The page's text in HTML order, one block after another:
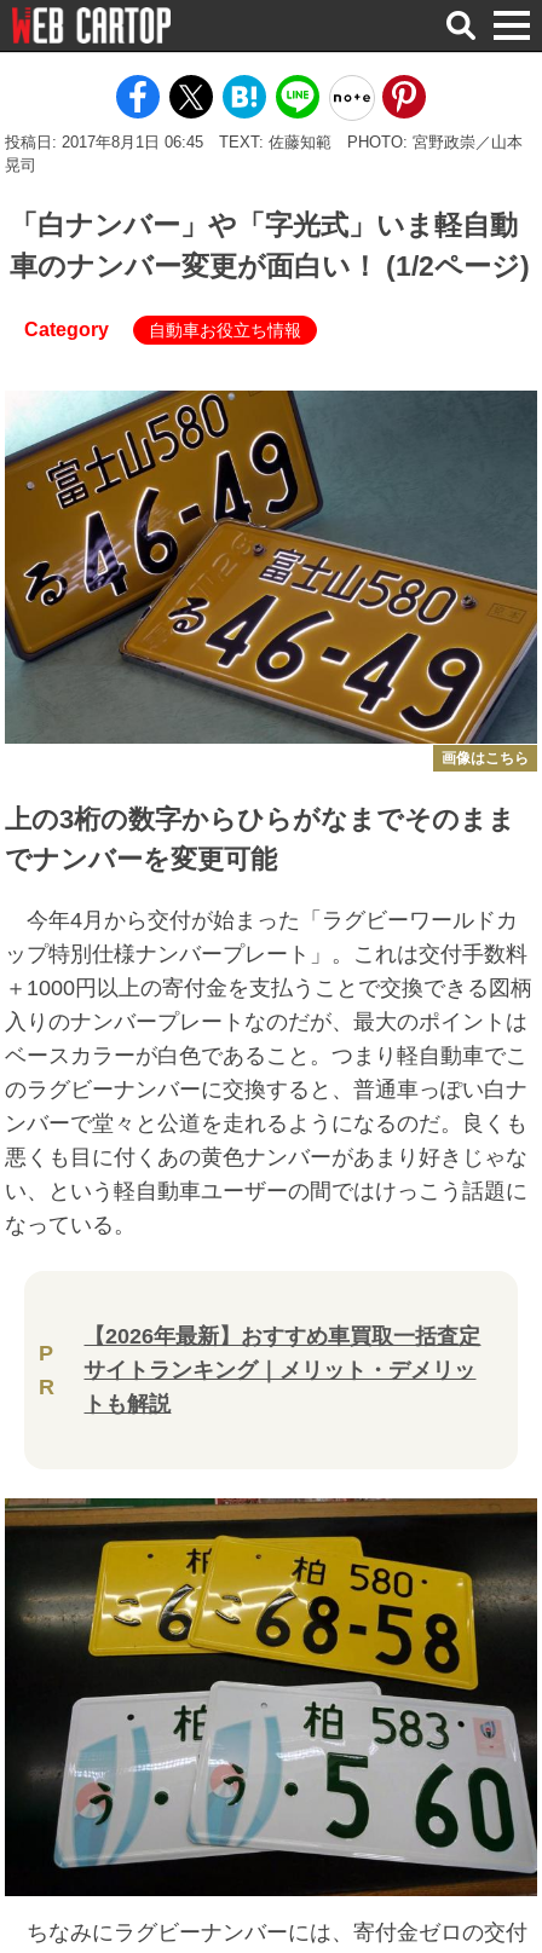
検
索
投稿日: 2017年8月1日 06:45 TEXT: 佐藤知範
PHOTO: 宮野政崇／山本
晃司
「白ナンバー」や「字光式」いま軽自動
車のナンバー変更が面白い！ (1/2ページ)
Category 自動車お役立ち情報
画像はこちら
上の3桁の数字からひらがなまでそのまま
でナンバーを変更可能
今年4月から交付が始まった「ラグビーワールドカ
ップ特別仕様ナンバープレート」。これは交付手数料
＋1000円以上の寄付金を支払うことで交換できる図柄
入りのナンバープレートなのだが、最大のポイントは
ベースカラーが白色であること。つまり軽自動車でこ
のラグビーナンバーに交換すると、普通車っぽい白ナ
ンバーで堂々と公道を走れるようになるのだ。良くも
悪くも目に付くあの黄色ナンバーがあまり好きじゃな
い、という軽自動車ユーザーの間ではけっこう話題に
なっている。
P
R
【2026年最新】おすすめ車買取一括査定
サイトランキング｜メリット・デメリッ
トも解説
ちなみにラグビーナンバーには、寄付金ゼロの交付